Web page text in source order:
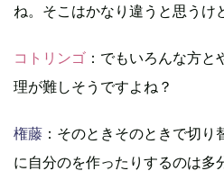
ね。そこはかなり違うと思うけ
コトリンゴ ：でもいろんな方
理が難しそうですよね？
権藤 ：そのときそのときで切
に自分のを作ったりするのは多